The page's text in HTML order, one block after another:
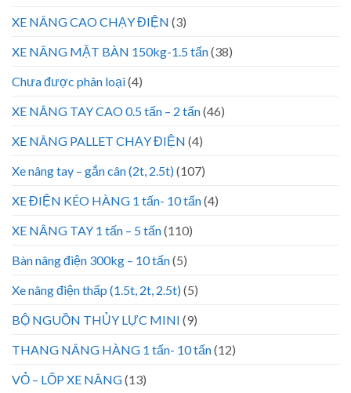
XE NÂNG CAO CHẠY ĐIỆN (3)
XE NÂNG MẶT BÀN 150kg-1.5 tấn(38)
Chưa được phân loại(4)
XE NÂNG TAY CAO 0.5 tấn – 2 tấn(46)
XE NÂNG PALLET CHẠY ĐIỆN (4)
Xe nâng tay – gắn cân (2t, 2.5t)(107)
XE ĐIỆN KÉO HÀNG 1 tấn- 10 tấn(4)
XE NÂNG TAY 1 tấn – 5 tấn(110)
Bàn nâng điện 300kg – 10 tấn(5)
Xe nâng điện thấp (1.5t, 2t, 2.5t)(5)
BỘ NGUỒN THỦY LỰC MINI (9)
THANG NÂNG HÀNG 1 tấn- 10 tấn(12)
VỎ – LỐP XE NÂNG(13)